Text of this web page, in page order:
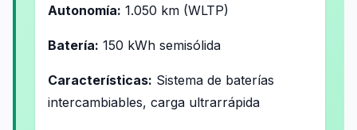
Autonomía: 1.050 km (WLTP)
Batería: 150 kWh semisólida
Características: Sistema de baterías
intercambiables, carga ultrarrápida